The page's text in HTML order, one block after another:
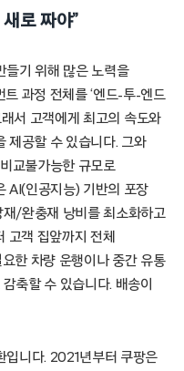
로 짜야”
들기 위해 많은 노력을
과정 전체를 ‘엔드-투-엔드
서 고객에게 최고의 속도와
제공할 수 있습니다. 그와
교불가능한 규모로
AI(인공지능) 기반의 포장
/완충재 낭비를 최소화하고
고객 집앞까지 전체
한 차량 운행이나 중간 유통
축할 수 있습니다. 배송이
입니다. 2021년부터 쿠팡은